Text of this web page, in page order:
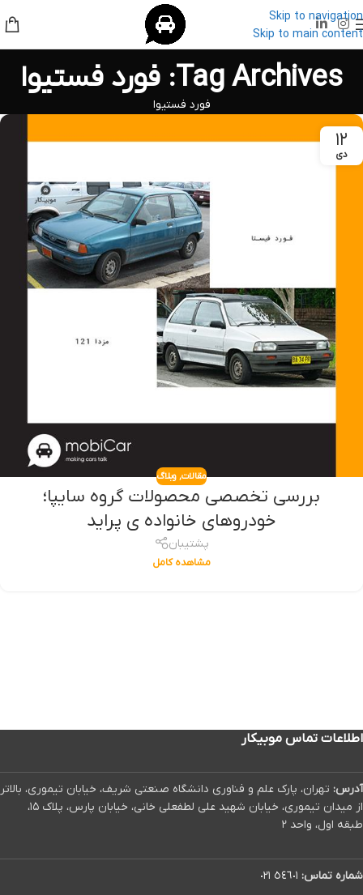
Skip to navigation
Skip to main content
Tag Archives: فورد فستیوا
فورد فستیوا
۱۲
دی
مقالات, وبلاگ
بررسی تخصصی محصولات گروه سایپا؛‌
خودروهای خانواده ی پراید
پشتیبان
مشاهده کامل
اطلاعات تماس موبیکار
آدرس: تهران، پارک علم و فناوری دانشگاه صنعتی شریف، خیابان تیموری، بالاتر
از میدان تیموری، خیابان شهید علی لطفعلی خانی، خیابان پارس، پلاک ۱۵،
طبقه اول، واحد ۲
شماره تماس: ٥٤٦٠١ ٠٢١